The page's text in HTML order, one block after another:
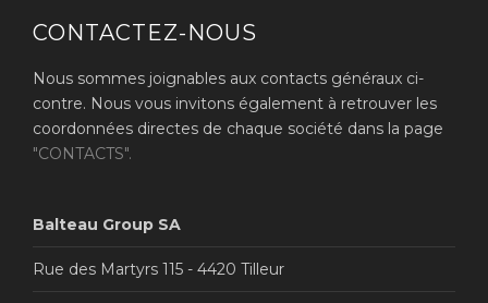
CONTACTEZ-NOUS
Nous sommes joignables aux contacts généraux ci-
contre. Nous vous invitons également à retrouver les
coordonnées directes de chaque société dans la page
"CONTACTS".
Balteau Group SA
Rue des Martyrs 115 - 4420 Tilleur